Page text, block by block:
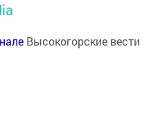
Высокогорские вести